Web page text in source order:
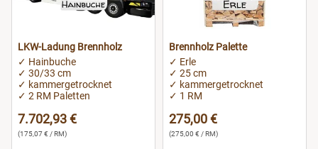
LKW-Ladung Brennholz
✓ Hainbuche
✓ 30/33 cm
✓ kammergetrocknet
✓ 2 RM Paletten
7.702,93 €
(175,07 € / RM)
Brennholz Palette
✓ Erle
✓ 25 cm
✓ kammergetrocknet
✓ 1 RM
275,00 €
(275,00 € / RM)